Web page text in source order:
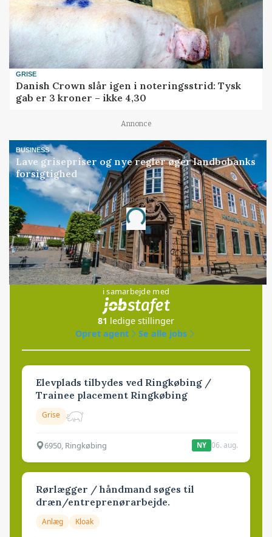
GRISE
Danish Crown slår igen i noteringsstrid: Tysk
gab er 3 kroner – ikke 4,30
Annonce
BUSINESS
Lave grisepriser og nye regler øger landbobanks
forsigtighed
Annonce
Loading...
Jobs
i samarbejde med
81 ledige stillinger
Opret agent
Se alle jobs
Elevplads tilbydes ved Ringkøbing /
Trainee placement Ringkøbing
Grise
6950, Ringkøbing NY 06. aug.
Rørlægger / håndmand søges til
dræn/entreprenørarbejde.
Anlæg Kloak